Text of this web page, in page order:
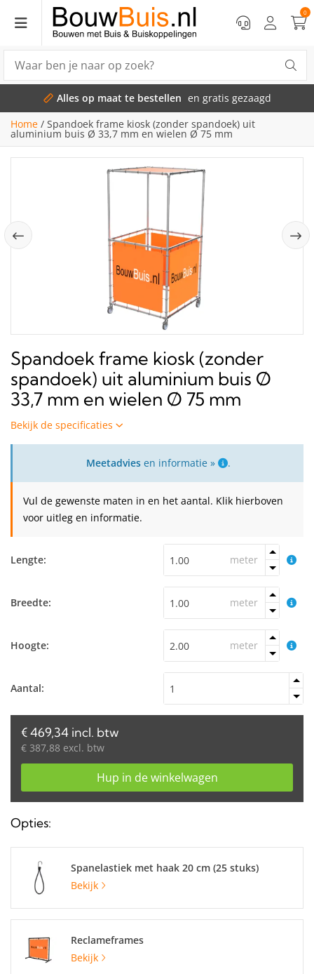
0
Alles op maat te bestellen en gratis gezaagd
Home / Spandoek frame kiosk (zonder spandoek) uit
aluminium buis Ø 33,7 mm en wielen Ø 75 mm
Spandoek frame kiosk (zonder
spandoek) uit aluminium buis Ø
33,7 mm en wielen Ø 75 mm
Bekijk de specificaties
Meetadviesen informatie » .
Vul de gewenste maten in en het aantal. Klik hierboven
voor uitleg en informatie.
Lengte: meter
Breedte: meter
Hoogte: meter
Aantal:
€ 469,34 incl. btw
€ 387,88 excl. btw
Hup in de winkelwagen
Opties:
Spanelastiek met haak 20 cm (25 stuks)
Bekijk
Reclameframes
Bekijk